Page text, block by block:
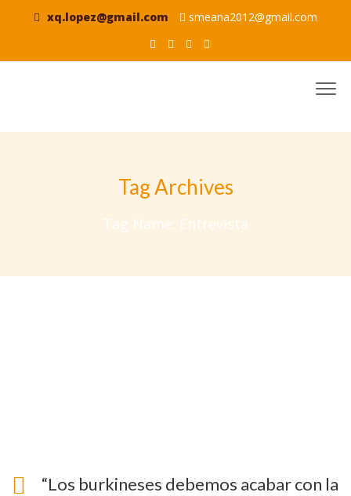
xq.lopez@gmail.com smeana2012@gmail.com
Tag Archives
Tag Name: Entrevista
“Los burkineses debemos acabar con la